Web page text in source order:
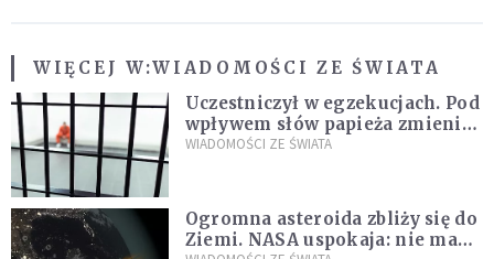
WIĘCEJ W:WIADOMOŚCI ZE ŚWIATA
Uczestniczył w egzekucjach. Pod
wpływem słów papieża zmienił
zdanie
WIADOMOŚCI ZE ŚWIATA
Ogromna asteroida zbliży się do
Ziemi. NASA uspokaja: nie ma